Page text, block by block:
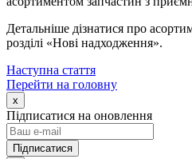
Детальніше дізнатися про
розділі «Нові надходження».
Наступна стаття
Перейти на головну
x
Підписатися на оновлення